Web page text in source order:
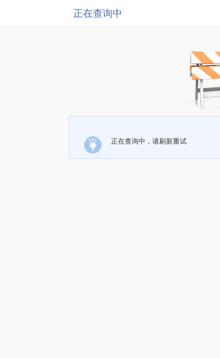
正在查询中
正在查询中，请刷新重试